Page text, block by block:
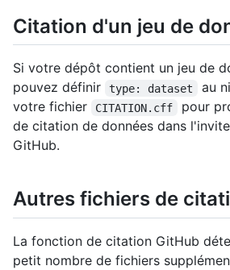
Citation d'un jeu de
Si votre dépôt contient un jeu de
pouvez définir
type: dataset
au
votre fichier
CITATION.cff
pour
de citation de données dans
GitHub.
Autres fichiers de
La fonction de citation GitHub
petit nombre de fichiers